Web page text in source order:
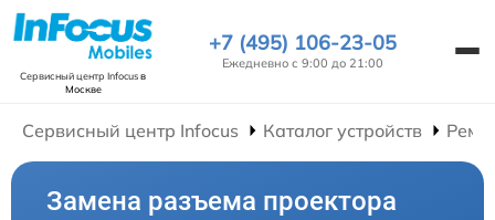
Сервисный центр Infocusв
Москве
+7 (495) 106-23-05
Ежедневно с 9:00 до 21:00
Сервисный центр Infocus Каталог устройств
Замена разъема проектора